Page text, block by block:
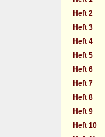
Heft 2
Heft 3
Heft 4
Heft 5
Heft 6
Heft 7
Heft 8
Heft 9
Heft 10